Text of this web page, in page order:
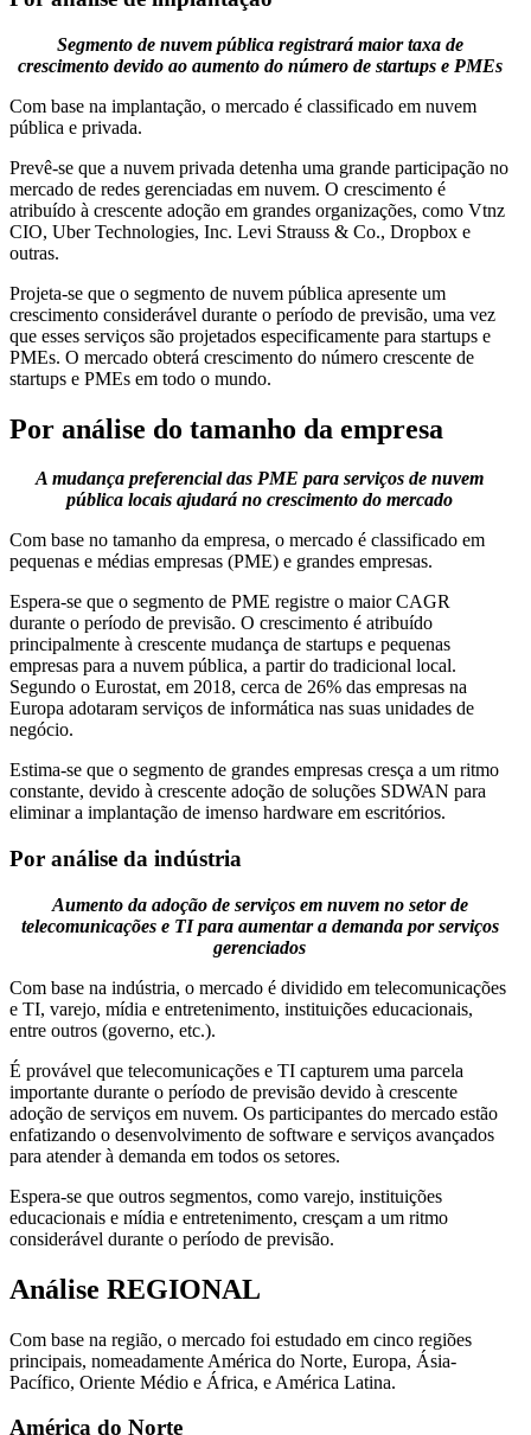
Segmento de nuvem pública registrará maior taxa de
crescimento devido ao aumento do número de startups e PMEs
Com base na implantação, o mercado é classificado em nuvem
pública e privada.
Prevê-se que a nuvem privada detenha uma grande participação no
mercado de redes gerenciadas em nuvem. O crescimento é
atribuído à crescente adoção em grandes organizações, como Vtnz
CIO, Uber Technologies, Inc. Levi Strauss & Co., Dropbox e
outras.
Projeta-se que o segmento de nuvem pública apresente um
crescimento considerável durante o período de previsão, uma vez
que esses serviços são projetados especificamente para startups e
PMEs. O mercado obterá crescimento do número crescente de
startups e PMEs em todo o mundo.
Por análise do tamanho da empresa
A mudança preferencial das PME para serviços de nuvem
pública locais ajudará no crescimento do mercado
Com base no tamanho da empresa, o mercado é classificado em
pequenas e médias empresas (PME) e grandes empresas.
Espera-se que o segmento de PME registre o maior CAGR
durante o período de previsão. O crescimento é atribuído
principalmente à crescente mudança de startups e pequenas
empresas para a nuvem pública, a partir do tradicional local.
Segundo o Eurostat, em 2018, cerca de 26% das empresas na
Europa adotaram serviços de informática nas suas unidades de
negócio.
Estima-se que o segmento de grandes empresas cresça a um ritmo
constante, devido à crescente adoção de soluções SDWAN para
eliminar a implantação de imenso hardware em escritórios.
Por análise da indústria
Aumento da adoção de serviços em nuvem no setor de
telecomunicações e TI para aumentar a demanda por serviços
gerenciados
Com base na indústria, o mercado é dividido em telecomunicações
e TI, varejo, mídia e entretenimento, instituições educacionais,
entre outros (governo, etc.).
É provável que telecomunicações e TI capturem uma parcela
importante durante o período de previsão devido à crescente
adoção de serviços em nuvem. Os participantes do mercado estão
enfatizando o desenvolvimento de software e serviços avançados
para atender à demanda em todos os setores.
Espera-se que outros segmentos, como varejo, instituições
educacionais e mídia e entretenimento, cresçam a um ritmo
considerável durante o período de previsão.
Análise REGIONAL
Com base na região, o mercado foi estudado em cinco regiões
principais, nomeadamente América do Norte, Europa, Ásia-
Pacífico, Oriente Médio e África, e América Latina.
América do Norte